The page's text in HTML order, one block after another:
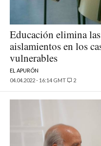
Educación elimina
aislamientos en los
vulnerables
EL APURÓN
04.04.2022 - 16:14 GMT
2